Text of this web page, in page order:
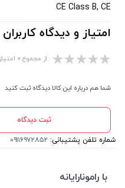
CE Class B, CE
امتیاز و دیدگاه کاربران
از مجموع ۰ امتیاز
شما هم درباره این کالا دیدگاه ثبت کنید
ثبت دیدگاه
شماره تلفن پشتیبانی: ۰۹۱۱۶۹۷۲۸۵۲
با رامونارایانه